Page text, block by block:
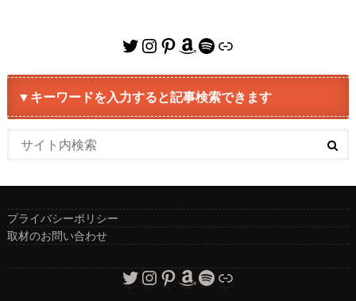
Twitter
Instagram
Pinterest
Amazon
Spotify
リンク
▼キーワードを入力すると記事検索できます
プライバシーポリシー
取材のお問い合わせ
Twitter
Instagram
Pinterest
Amazon
Spotify
リンク